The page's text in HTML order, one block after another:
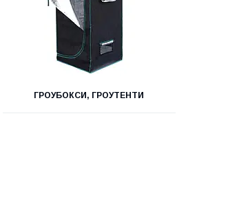
ГРОУБОКСИ, ГРОУТЕНТИ